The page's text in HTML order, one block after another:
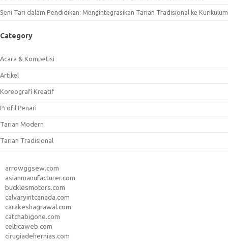
Seni Tari dalam Pendidikan: Mengintegrasikan Tarian Tradisional ke Kurikulum
Category
Acara & Kompetisi
Artikel
Koreografi Kreatif
Profil Penari
Tarian Modern
Tarian Tradisional
arrowggsew.com
asianmanufacturer.com
bucklesmotors.com
calvaryintcanada.com
carakeshagrawal.com
catchabigone.com
celticaweb.com
cirugiadehernias.com